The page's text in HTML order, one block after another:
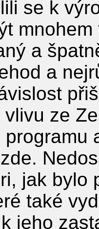
se k
a
a
ze
jak bylo
také
jeho